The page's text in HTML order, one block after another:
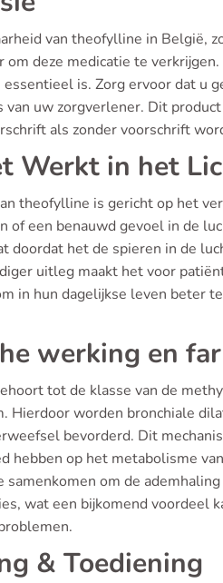
van theofylline in België,
om deze medicatie te
essentieel is. Zorg ervoor dat u
van uw zorgverlener. Dit
als zonder voorschrift
Werkt in het
theofylline is gericht op het
of een benauwd gevoel in de
doordat het de spieren in de
uitleg maakt het voor
in hun dagelijkse leven beter
werking en
tot de klasse van de
Hierdoor worden bronchiale
bevorderd. Dit
hebben op het metabolisme
samenkomen om de
wat een bijkomend voordeel
& Toediening